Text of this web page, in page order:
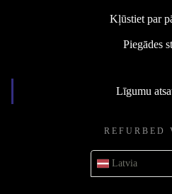
Kļūstiet par
Piegādes
Līgumu
REFURBED
Latvia